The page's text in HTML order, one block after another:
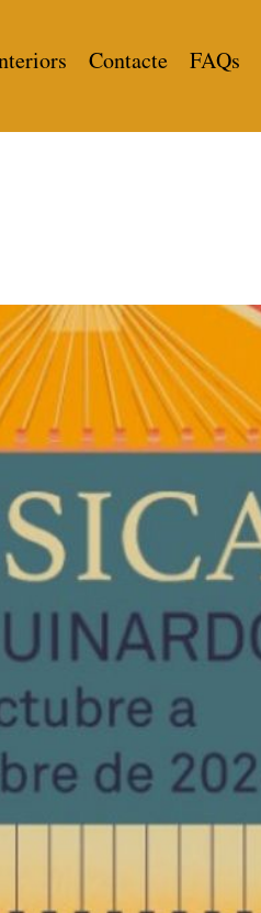
Contacte FAQs